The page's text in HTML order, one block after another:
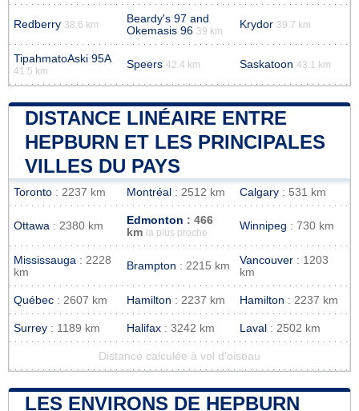
Redberry 38.6 km
Beardy's 97 and
Okemasis 96 39 km
Krydor 39.7 km
TipahmatoAski 95A
41.5 km
Speers 42.4 km Saskatoon 43.1 km
DISTANCE LINÉAIRE ENTRE
HEPBURN ET LES PRINCIPALES
VILLES DU PAYS
Toronto : 2237 km Montréal : 2512 km Calgary : 531 km
Ottawa : 2380 km Edmonton : 466
km
la plus proche
Winnipeg : 730 km
Mississauga : 2228
km
Brampton : 2215 km Vancouver : 1203
km
Québec : 2607 km Hamilton : 2237 km Hamilton : 2237 km
Surrey : 1189 km Halifax : 3242 km Laval : 2502 km
Distance calculée à vol d'oiseau
LES ENVIRONS DE HEPBURN